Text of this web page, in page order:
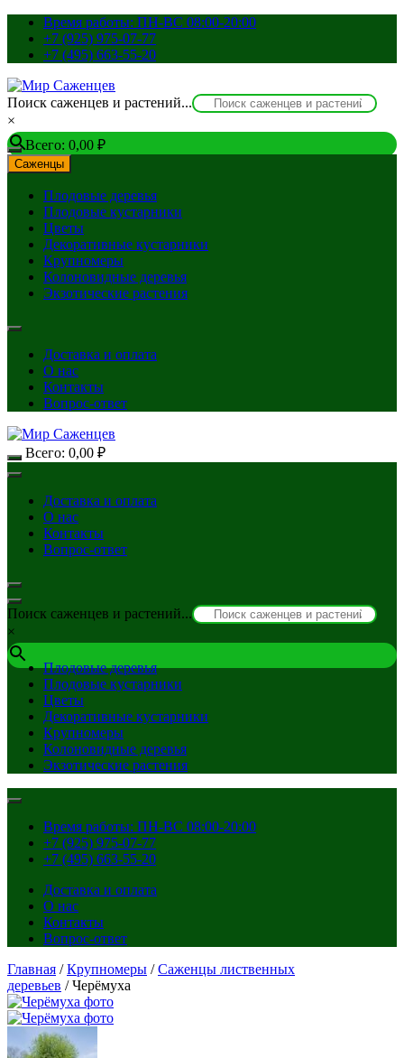
Перейти
содержимому
Время работы: ПН-ВС 08:00-20:00
+7 (925) 975-07-77
+7 (495) 663-55-20
Поиск саженцев и растений...
×
Всего: 0,00 ₽
Саженцы
Плодовые деревья
Плодовые кустарники
Цветы
Декоративные кустарники
Крупномеры
Колоновидные деревья
Экзотические растения
Доставка и оплата
О нас
Контакты
Вопрос-ответ
Всего: 0,00 ₽
Доставка и оплата
О нас
Контакты
Вопрос-ответ
Поиск саженцев и растений...
×
Плодовые деревья
Плодовые кустарники
Цветы
Декоративные кустарники
Крупномеры
Колоновидные деревья
Экзотические растения
Время работы: ПН-ВС 08:00-20:00
+7 (925) 975-07-77
+7 (495) 663-55-20
Доставка и оплата
О нас
Контакты
Вопрос-ответ
Главная /Крупномеры /Саженцы лиственных
деревьев / Черёмуха